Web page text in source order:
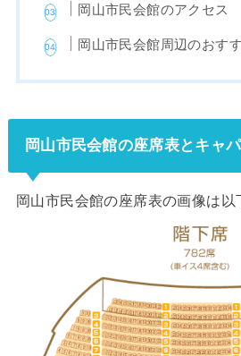
岡山市民会館のアクセス
岡山市民会館周辺のおす
岡山市民会館の座席表とキャ
岡山市民会館の座席表の画像は以